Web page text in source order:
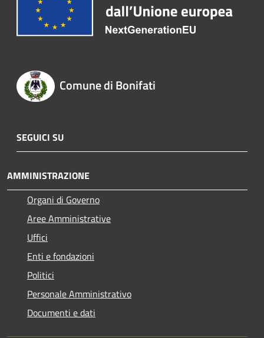
Comune di Bonifati
SEGUICI SU
AMMINISTRAZIONE
Organi di Governo
Aree Amministrative
Uffici
Enti e fondazioni
Politici
Personale Amministrativo
Documenti e dati